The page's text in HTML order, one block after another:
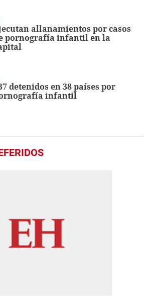
allanamientos por casos
pornografía infantil en la
detenidos en 38 países por
infantil